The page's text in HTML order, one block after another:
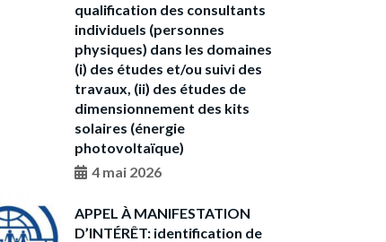
qualification des consultants
individuels (personnes
physiques) dans les domaines
(i) des études et/ou suivi des
travaux, (ii) des études de
dimensionnement des kits
solaires (énergie
photovoltaïque)
4 mai 2026
APPEL À MANIFESTATION
D’INTÉRÊT: identification de